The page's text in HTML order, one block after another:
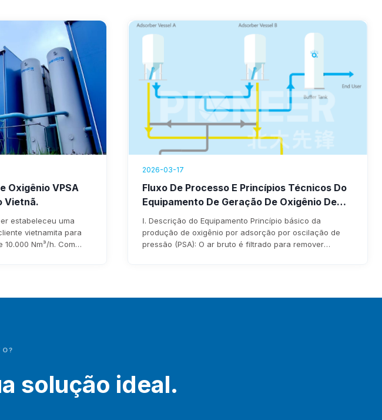
Oxigênio VPSA
Vietnã.
estabeleceu uma
vietnamita para
Nm³/h. Com
2026-03-17
Fluxo De Processo E Princípios Técnicos Do
Equipamento De Geração De Oxigênio De
25.000 Nm
/h Da PKU Pioneer
Ⅰ. Descrição do Equipamento Princípio básico da
produção de oxigênio por adsorção por oscilação de
pressão (PSA): O ar bruto é filtrado para remover
solução ideal.